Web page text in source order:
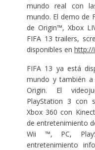
mundo real con
mundo. El demo de
de Origin™, Xbox
FIFA 13 trailers,
disponibles en http://
FIFA 13 ya está
mundo y también
Origin. El
PlayStation 3 con
Xbox 360 con
de entretenimiento
Wii ™, PC,
entretenimiento